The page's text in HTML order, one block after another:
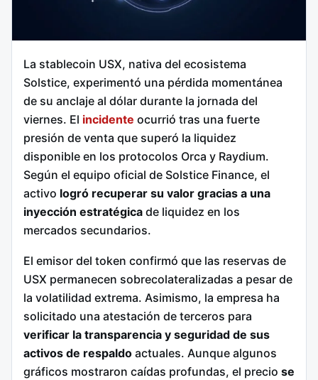
La stablecoin USX, nativa del ecosistema
Solstice, experimentó una pérdida momentánea
de su anclaje al dólar durante la jornada del
viernes. El incidente ocurrió tras una fuerte
presión de venta que superó la liquidez
disponible en los protocolos Orca y Raydium.
Según el equipo oficial de Solstice Finance, el
activo logró recuperar su valor gracias a una
inyección estratégica de liquidez en los
mercados secundarios.
El emisor del token confirmó que las reservas de
USX permanecen sobrecolateralizadas a pesar de
la volatilidad extrema. Asimismo, la empresa ha
solicitado una atestación de terceros para
verificar la transparencia y seguridad de sus
activos de respaldo actuales. Aunque algunos
gráficos mostraron caídas profundas, el precio se